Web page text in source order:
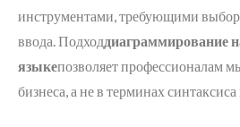
инструментами, требующими
ввода. Подходдиаграммирование
языкепозволяет профессионалам
бизнеса, а не в терминах